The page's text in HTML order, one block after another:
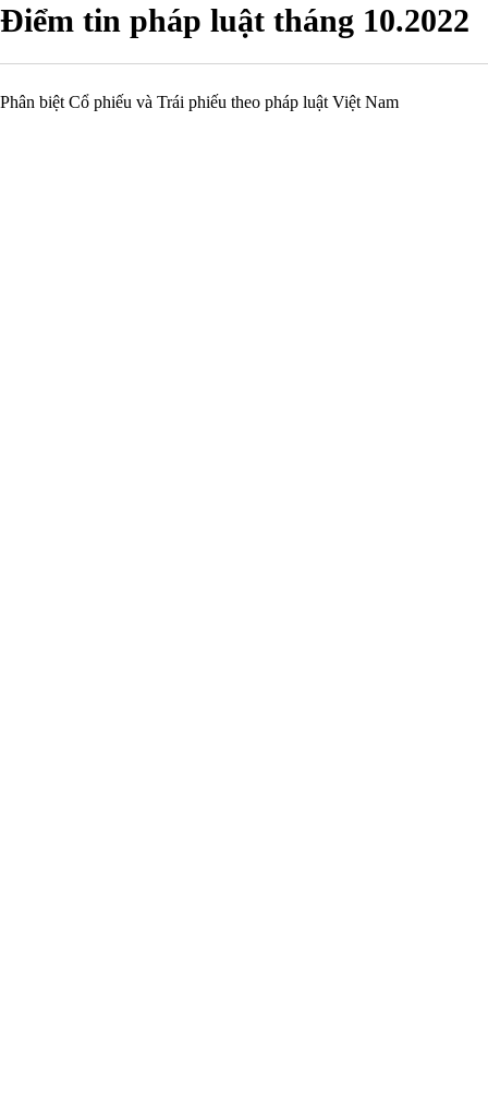
Điểm tin pháp luật tháng 10.2022
Phân biệt Cổ phiếu và Trái phiếu theo pháp luật Việt Nam